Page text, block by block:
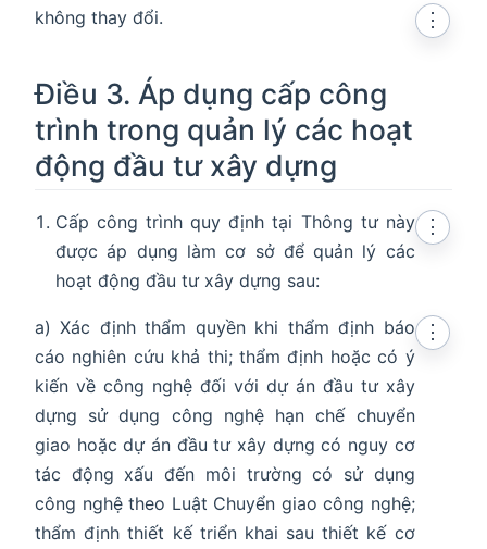
không thay đổi.
Điều 3. Áp dụng cấp công
trình trong quản lý các hoạt
động đầu tư xây dựng
⋮
Cấp công trình quy định tại Thông tư này
được áp dụng làm cơ sở để quản lý các
hoạt động đầu tư xây dựng sau:
⋮
a) Xác định thẩm quyền khi thẩm định báo
cáo nghiên cứu khả thi; thẩm định hoặc có ý
kiến về công nghệ đối với dự án đầu tư xây
dựng sử dụng công nghệ hạn chế chuyển
giao hoặc dự án đầu tư xây dựng có nguy cơ
tác động xấu đến môi trường có sử dụng
công nghệ theo Luật Chuyển giao công nghệ;
thẩm định thiết kế triển khai sau thiết kế cơ
⋮